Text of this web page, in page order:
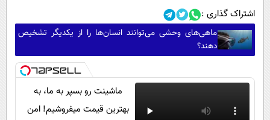
اشتراک گذاری :
ماهی‌های وحشی می‌توانند انسان‌ها را از یکدیگر تشخیص
دهند؟
ماشینت رو بسپر به ما، به
بهترین قیمت میفروشیم! امن